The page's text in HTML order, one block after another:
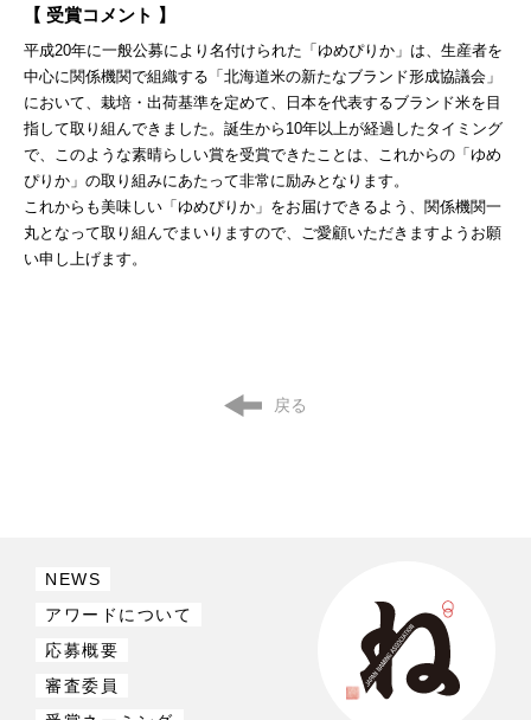
【 受賞コメント 】
平成20年に一般公募により名付けられた「ゆめぴりか」は、生産者を
中心に関係機関で組織する「北海道米の新たなブランド形成協議会」
において、栽培・出荷基準を定めて、日本を代表するブランド米を目
指して取り組んできました。誕生から10年以上が経過したタイミング
で、このような素晴らしい賞を受賞できたことは、これからの「ゆめ
ぴりか」の取り組みにあたって非常に励みとなります。
これからも美味しい「ゆめぴりか」をお届けできるよう、関係機関一
丸となって取り組んでまいりますので、ご愛顧いただきますようお願
い申し上げます。
戻る
NEWS
アワードについて
応募概要
審査委員